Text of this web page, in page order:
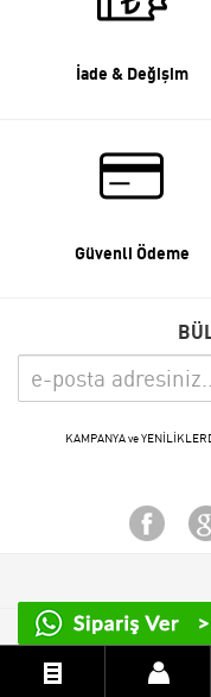
İade & Değişim
Güvenli Ödeme
KAMPANYA ve
© 2015 -